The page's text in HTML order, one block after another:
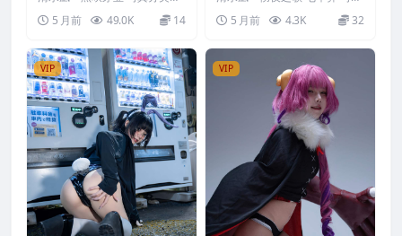
唯美，参与模特：清水凪 [资源
大小]：[58P／...
5 月前 49.0K 14
分类：唯美，参与模特：清水
凪 [资源大小]：[...
5 月前 4.3K 32
VIP VIP